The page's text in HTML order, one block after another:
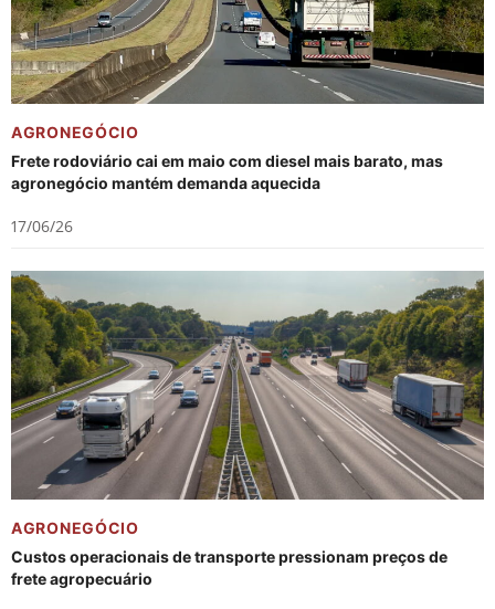
AGRONEGÓCIO
Frete rodoviário cai em maio com diesel mais barato, mas
agronegócio mantém demanda aquecida
17/06/26
AGRONEGÓCIO
Custos operacionais de transporte pressionam preços de
frete agropecuário